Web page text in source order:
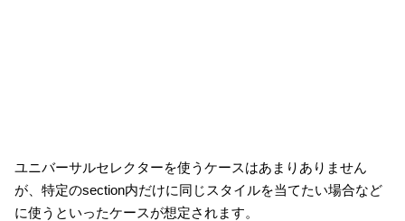
ユニバーサルセレクターを使うケースはあまりありません
が、特定のsection内だけに同じスタイルを当てたい場合など
に使うといったケースが想定されます。